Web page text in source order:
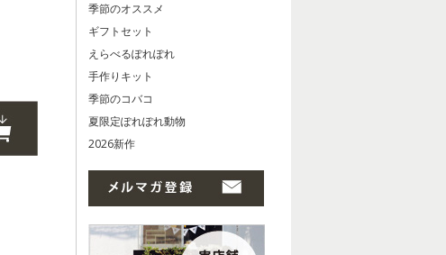
季節のオススメ
ギフトセット
えらべるぽれぽれ
手作りキット
季節のコバコ
夏限定ぽれぽれ動物
2026新作